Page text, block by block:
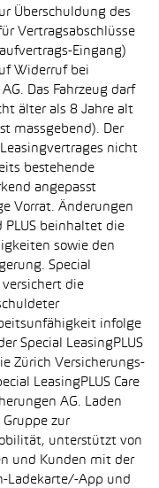
Überschuldung des
Vertragsabschlüsse
Eingang)
Widerruf bei
Das Fahrzeug darf
älter als 8 Jahre alt
massgebend). Der
nicht
bestehende
angepasst
Vorrat. Änderungen
PLUS beinhaltet die
sowie den
Special
versichert die
infolge
Special LeasingPLUS
Zürich Versicherungs-
LeasingPLUS Care
AG. Laden
Gruppe zur
unterstützt von
und Kunden mit der
Ladekarte/-App und